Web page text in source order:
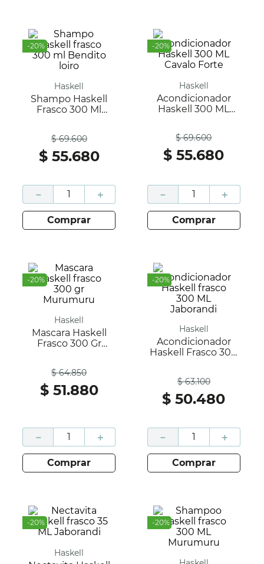
-20%
Haskell
Shampo Haskell
Frasco 300 Ml
$ 69.600
$ 55.680
＋
－
comprar
-20%
Haskell
Acondicionador
Haskell 300 ML
$ 69.600
$ 55.680
＋
－
comprar
-20%
Haskell
Mascara Haskell
Frasco 300 Gr
$ 64.850
$ 51.880
＋
－
comprar
-20%
Haskell
Acondicionador
Haskell Frasco 300
$ 63.100
$ 50.480
＋
－
comprar
-20%
Haskell
-20%